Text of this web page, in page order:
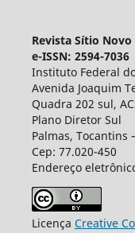
Revista Sítio Novo
e-ISSN: 2594-7036
Instituto Federal
Avenida Joaquim
Quadra 202 sul,
Plano Diretor Sul
Palmas, Tocantins
Cep: 77.020-450
Endereço
Licença Creative